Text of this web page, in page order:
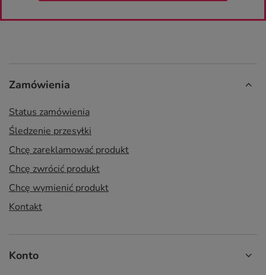
Zamówienia
Status zamówienia
Śledzenie przesyłki
Chcę zareklamować produkt
Chcę zwrócić produkt
Chcę wymienić produkt
Kontakt
Konto